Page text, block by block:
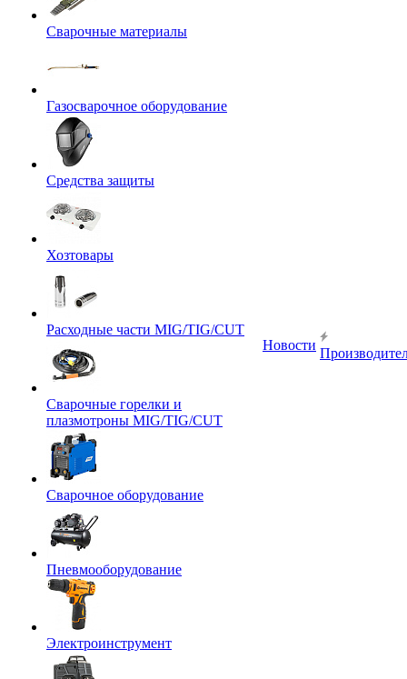
Сварочные материалы
Газосварочное оборудование
Средства защиты
Хозтовары
Расходные части MIG/TIG/CUT
Сварочные горелки и
плазмотроны MIG/TIG/CUT
Сварочное оборудование
Пневмооборудование
Электроинструмент
Новости